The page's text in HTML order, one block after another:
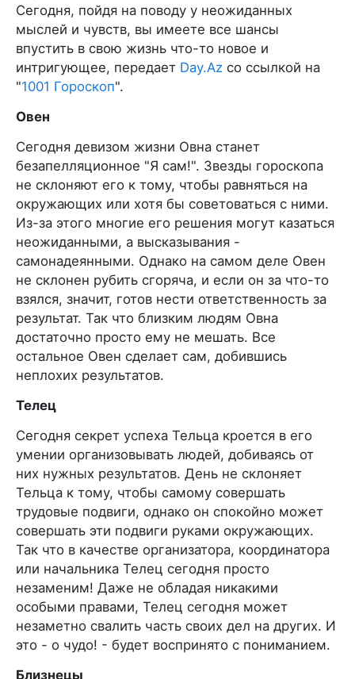
Сегодня, пойдя на поводу у неожиданных
мыслей и чувств, вы имеете все шансы
впустить в свою жизнь что-то новое и
интригующее, передает Day.Az со ссылкой на
"1001 Гороскоп".
Овен
Сегодня девизом жизни Овна станет
безапелляционное "Я сам!". Звезды гороскопа
не склоняют его к тому, чтобы равняться на
окружающих или хотя бы советоваться с ними.
Из-за этого многие его решения могут казаться
неожиданными, а высказывания -
самонадеянными. Однако на самом деле Овен
не склонен рубить сгоряча, и если он за что-то
взялся, значит, готов нести ответственность за
результат. Так что близким людям Овна
достаточно просто ему не мешать. Все
остальное Овен сделает сам, добившись
неплохих результатов.
Телец
Сегодня секрет успеха Тельца кроется в его
умении организовывать людей, добиваясь от
них нужных результатов. День не склоняет
Тельца к тому, чтобы самому совершать
трудовые подвиги, однако он спокойно может
совершать эти подвиги руками окружающих.
Так что в качестве организатора, координатора
или начальника Телец сегодня просто
незаменим! Даже не обладая никакими
особыми правами, Телец сегодня может
незаметно свалить часть своих дел на других. И
это - о чудо! - будет воспринято с пониманием.
Близнецы